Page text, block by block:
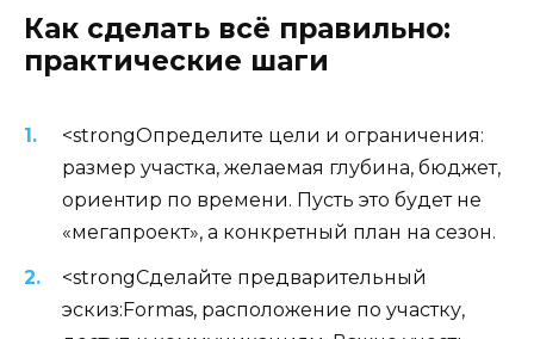
Как сделать всё правильно:
практические шаги
<strongОпределите цели и ограничения:
размер участка, желаемая глубина, бюджет,
ориентир по времени. Пусть это будет не
«мегапроект», а конкретный план на сезон.
<strongСделайте предварительный
эскиз:Formas, расположение по участку,